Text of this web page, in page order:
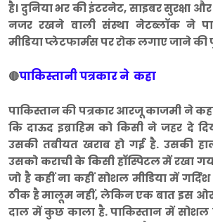
है। दुनिया भर की इंटरनेट, साइबर सुरक्षा
नजर रखने वाली संस्था नेटब्लॉक ने
मीडिया प्लेटफार्मस पर रोक लगाए जाने की
🔴पाकिस्तानी पत्रकार ने कहा
पाकिस्तान की पत्रकार आरजू काजमी ने
कि दाऊद इब्राहिम को किसी ने जहर दे
उसकी तबीयत खराब हो गई है. उसकी
उसको कराची के किसी हॉस्पिटल में रखा
जो है कहीं ना कहीं सोशल मीडिया में
ठीक है मालूम नहीं, लेकिन एक बात इस ओर
दाल में कुछ काला है. पाकिस्तान में सोशल